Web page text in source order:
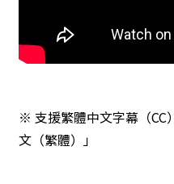
※ 支援繁體中文字幕（CC
文（繁體）」